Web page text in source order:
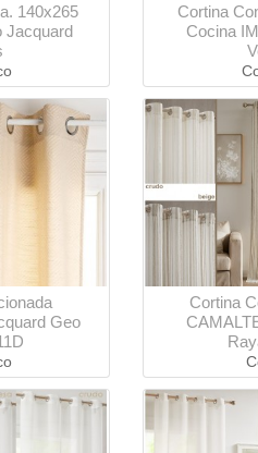
140x265
Jacquard
Cortina
Cocina
Geo
Cortina